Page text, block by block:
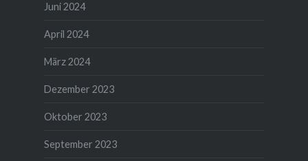
Juni 2024
April 2024
März 2024
Dezember 2023
Oktober 2023
September 2023